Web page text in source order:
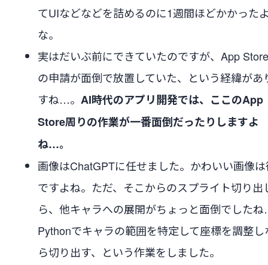
てUIなどなどを詰めるのに1週間ほどかかった
な。
実はだいぶ前にできていたのですが、App
の申請が面倒で放置していた、という経緯があ
すね…。 AI時代のアプリ開発では、ここのApp
Store周りの作業が一番面倒だったりしますよ
ね…。
画像はChatGPTに任せました。かわいい画像
ですよね。ただ、そこからのスプライト切り出
ら、他キャラへの展開がちょっと面倒でした
Pythonでキャラの範囲を特定して座標を調整し
ら切り出す、という作業をしました。